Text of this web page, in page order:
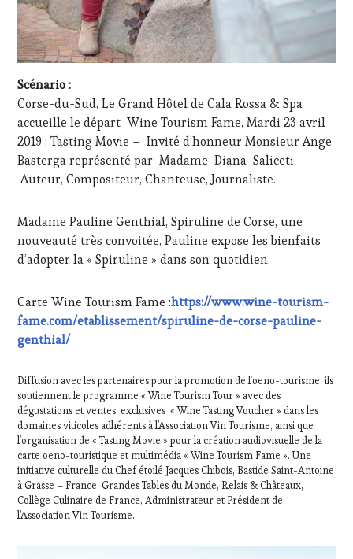
Scénario :
Corse-du-Sud, Le Grand Hôtel de Cala Rossa & Spa
accueille le départ Wine Tourism Fame, Mardi 23 avril
2019 : Tasting Movie – Invité d’honneur Monsieur Ange
Basterga représenté par Madame Diana Saliceti,
Auteur, Compositeur, Chanteuse, Journaliste.
Madame Pauline Genthial, Spiruline de Corse, une
nouveauté très convoitée, Pauline expose les bienfaits
d’adopter la « Spiruline » dans son quotidien.
Carte Wine Tourism Fame :https://www.wine-tourism-
fame.com/etablissement/spiruline-de-corse-pauline-
genthial/
Diffusion avec les partenaires pour la promotion de l’oeno-tourisme, ils
soutiennent le programme « Wine Tourism Tour » avec des
dégustations et ventes exclusives « Wine Tasting Voucher » dans les
domaines viticoles adhérents à l’Association Vin Tourisme, ainsi que
l’organisation de « Tasting Movie » pour la création audiovisuelle de la
carte oeno-touristique et multimédia « Wine Tourism Fame ». Une
initiative culturelle du Chef étoilé Jacques Chibois, Bastide Saint-Antoine
à Grasse – France, Grandes Tables du Monde, Relais & Châteaux,
Collège Culinaire de France, Administrateur et Président de
l’Association Vin Tourisme.